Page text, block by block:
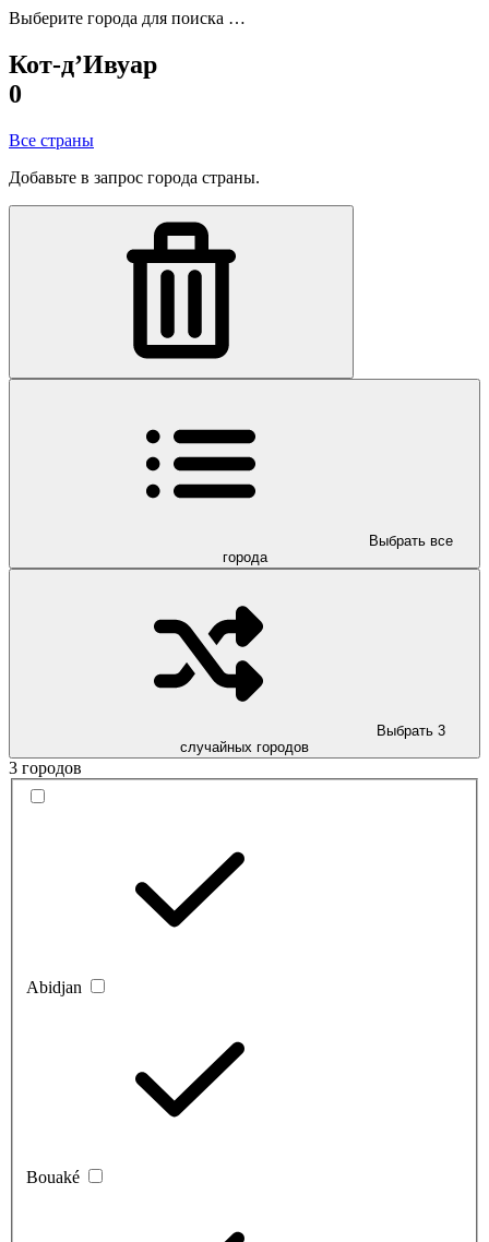
Выберите города для поиска …
Кот-д’Ивуар
0
Все страны
Добавьте в запрос города страны.
Выбрать все
города
Выбрать 3
случайных городов
3 городов
Abidjan
Bouaké